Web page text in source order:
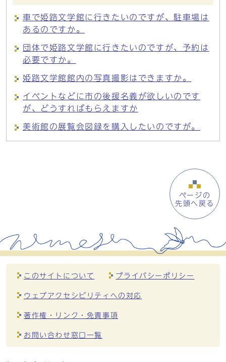
車で姫路文学館に行きたいのですが、駐車場は
あるのですか。
団体で姫路文学館に行きたいのですが、予約は
必要ですか。
姫路文学館館内の写真撮影はできますか。
イベントなどに市の後援名義が欲しいのです
が、どうすればもらえますか
美術館の展覧会図録を購入したいのですが。
ページの
先頭へ戻る
このサイトについて プライバシーポリシー
ウェブアクセシビリティへの対応
著作権・リンク・免責事項
お問い合わせ窓口一覧